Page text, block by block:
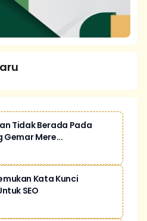
Tidak Berada Pada
Gemar Mere...
Kata Kunci
SEO